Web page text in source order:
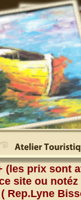
(les prix sont
site ou